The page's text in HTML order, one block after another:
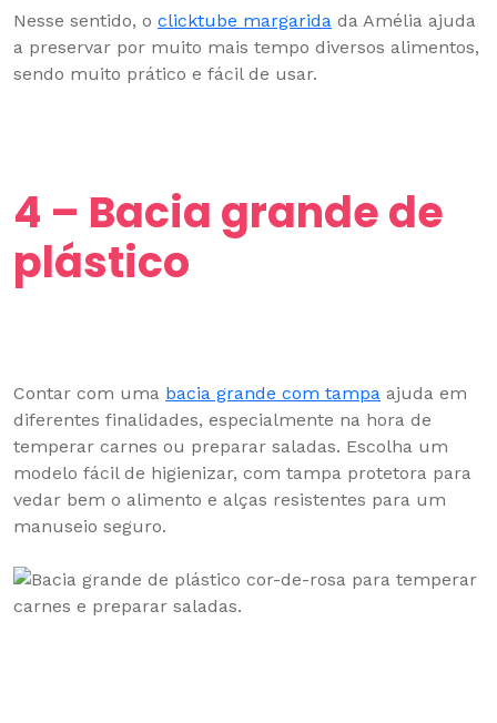
Nesse sentido, o clicktube margarida da Amélia ajuda
a preservar por muito mais tempo diversos alimentos,
sendo muito prático e fácil de usar.
4 – Bacia grande de
plástico
Contar com uma bacia grande com tampa ajuda em
diferentes finalidades, especialmente na hora de
temperar carnes ou preparar saladas. Escolha um
modelo fácil de higienizar, com tampa protetora para
vedar bem o alimento e alças resistentes para um
manuseio seguro.